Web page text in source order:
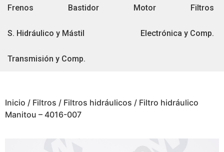
Frenos Bastidor Motor Filtros
S. Hidráulico y Mástil Electrónica y Comp.
Transmisión y Comp.
Inicio / Filtros / Filtros hidráulicos / Filtro hidráulico
Manitou – 4016-007